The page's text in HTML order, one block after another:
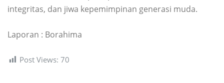
integritas, dan jiwa kepemimpinan generasi muda.
Laporan : Borahima
Post Views: 70